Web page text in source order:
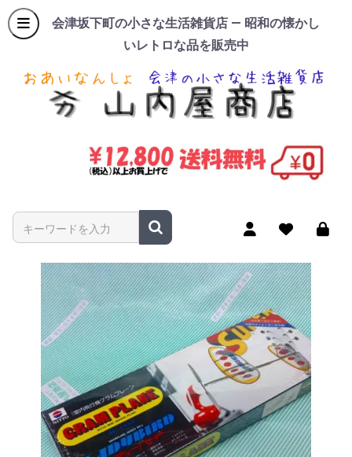
会津坂下町の小さな生活雑貨店 — 昭和の懐かし
いレトロな品を販売中
商品名やキーワードを入力